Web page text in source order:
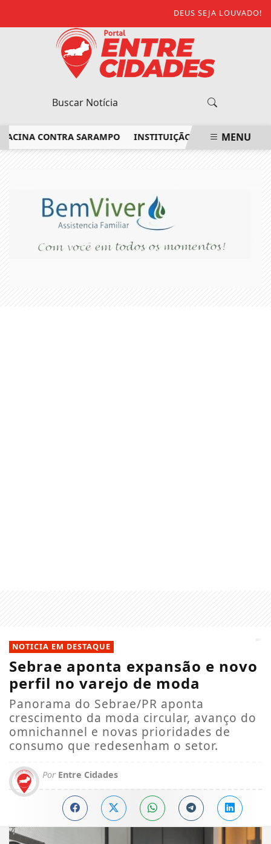
DEUS SEJA LOUVADO!
CONTRA SARAMPO INSTITUIÇÃO NO NOROESTE
MENU
NOTICIA EM DESTAQUE
Sebrae aponta expansão e novo
perfil no varejo de moda
Panorama do Sebrae/PR aponta
crescimento da moda circular, avanço do
omnichannel e novas prioridades de
consumo que redesenham o setor.
Por Entre Cidades